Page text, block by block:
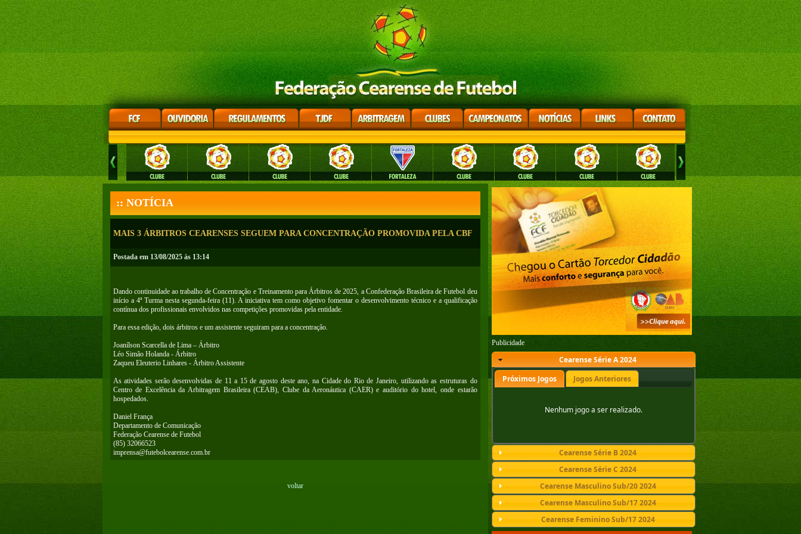
:: NOTÍCIA
MAIS 3 ÁRBITROS CEARENSES SEGUEM PARA CONCENTRAÇÃO PROMOVIDA PELA CBF
Postada em 13/08/2025 às 13:14
Dando continuidade ao trabalho de Concentração e Treinamento para Árbitros de 2025, a Confederação Brasileira de Futebol deu
início a 4ª Turma nesta segunda-feira (11). A iniciativa tem como objetivo fomentar o desenvolvimento técnico e a qualificação
contínua dos profissionais envolvidos nas competições promovidas pela entidade.
Para essa edição, dois árbitros e um assistente seguiram para a concentração.
Joanílson Scarcella de Lima – Árbitro
Léo Simão Holanda - Árbitro
Zaqueu Eleuterio Linhares - Árbitro Assistente
As atividades serão desenvolvidas de 11 a 15 de agosto deste ano, na Cidade do Rio de Janeiro, utilizando as estruturas do
Centro de Excelência da Arbitragem Brasileira (CEAB), Clube da Aeronáutica (CAER) e auditório do hotel, onde estarão
hospedados.
Daniel França
Departamento de Comunicação
Federação Cearense de Futebol
(85) 32066523
imprensa@futebolcearense.com.br
voltar
Publicidade
Cearense Série A 2024
Próximos Jogos
Jogos Anteriores
Nenhum jogo a ser realizado.
Cearense Série B 2024
Cearense Série C 2024
Cearense Masculino Sub/20 2024
Cearense Masculino Sub/17 2024
Cearense Feminino Sub/17 2024